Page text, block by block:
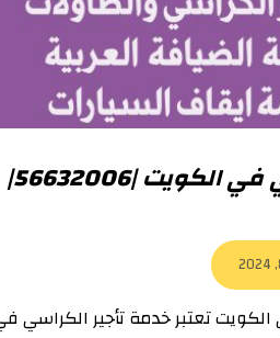
|56632006|
تعتبر خدمة تأجير